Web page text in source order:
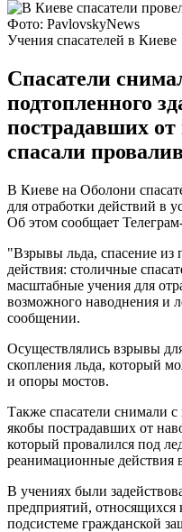
Фото: PavlovskyNews
Учения спасателей в Киеве
Спасатели
подтопленного
пострадавших
спасали
В Киеве на Оболони
для отработки действий в
Об этом сообщает
"Взрывы льда, спасение
действия: столичные
масштабные учения для
возможного наводнения и
сообщении.
Осуществлялись взрывы
скопления льда, который
и опоры мостов.
Также спасатели снимали
якобы пострадавших от
который провалился под
реанимационные действия
В учениях были
предприятий, относящихся
подсистеме гражданской